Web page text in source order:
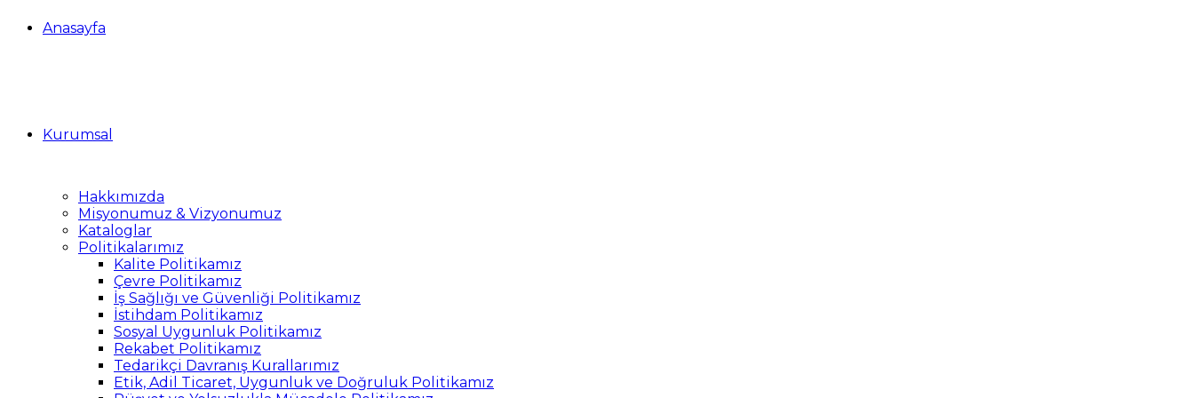
Anasayfa
Kurumsal
Hakkımızda
Misyonumuz & Vizyonumuz
Kataloglar
Politikalarımız
Kalite Politikamız
Çevre Politikamız
İş Sağlığı ve Güvenliği Politikamız
İstihdam Politikamız
Sosyal Uygunluk Politikamız
Rekabet Politikamız
Tedarikçi Davranış Kurallarımız
Etik, Adil Ticaret, Uygunluk ve Doğruluk Politikamız